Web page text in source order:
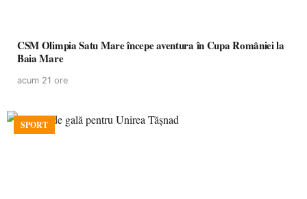
CSM Olimpia Satu Mare începe aventura în Cupa României la
Baia Mare
acum 21 ore
SPORT